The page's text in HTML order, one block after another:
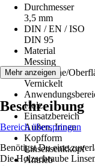
Durchmesser
3,5 mm
DIN / EN / ISO
DIN 95
Material
Messing
Oberfläche/
Vernickelt
Holz
Einsatzbereich
Außen, Innen
Kopfform
Linsensenkkopf
Antrieb
Mehr anzeigen
Beschreibung
Bereich überspringen
Benötigst Du eine
Die Holzschraube